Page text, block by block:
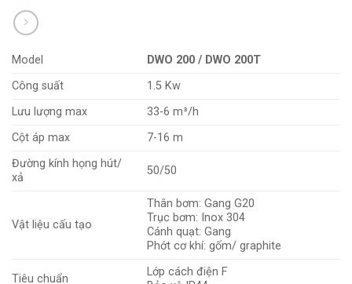
Model
DWO 200 / DWO 200T
Công suất
1.5 Kw
Lưu lượng max
33-6 m³/h
Cột áp max
7-16 m
Đường kính họng hút/
xả
50/50
Vật liệu cấu tạo
Thân bơm: Gang G20
Trục bơm: Inox 304
Cánh quạt: Gang
Phớt cơ khí: gốm/ graphite
Tiêu chuẩn
Lớp cách điện F